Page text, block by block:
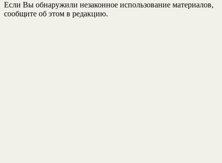
Если Вы обнаружили незаконное использование материалов,
сообщите об этом в редакцию.